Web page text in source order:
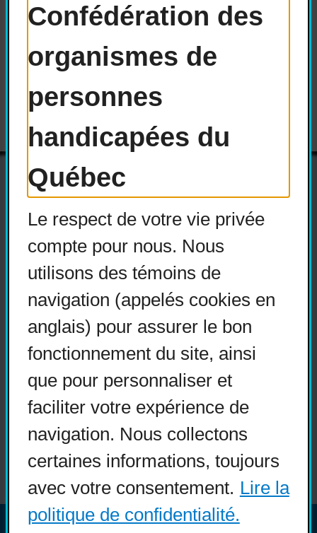
Confédération des
organismes de
personnes
handicapées du
Québec
Le respect de votre vie privée
compte pour nous. Nous
utilisons des témoins de
navigation (appelés cookies en
anglais) pour assurer le bon
fonctionnement du site, ainsi
que pour personnaliser et
faciliter votre expérience de
navigation. Nous collectons
certaines informations, toujours
avec votre consentement. Lire la
politique de confidentialité.
pensez-vous?
Versions téléchargeables :
Actualités
Devenir membre
Nous joindre
Nous recrutons
Réseaux sociaux
Guide sur l’accessibilité
universelle
FAQ